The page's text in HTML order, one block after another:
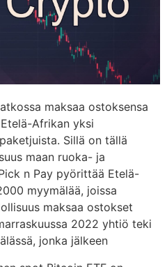
maksaa ostoksensa
Afrikan yksi
Sillä on tällä
maan ruoka- ja
n Pay pyörittää Etelä-
myymälää, joissa
maksaa ostokset
2022 yhtiö teki
jonka jälkeen